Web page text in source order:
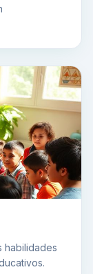
habilidades